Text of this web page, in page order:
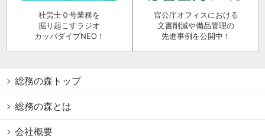
社労士０号業務を
掘り起こすラジオ
カッパダイブNEO！
官公庁オフィスにおける
文書削減や備品管理の
先進事例を公開中！
総務の森トップ
総務の森とは
会社概要